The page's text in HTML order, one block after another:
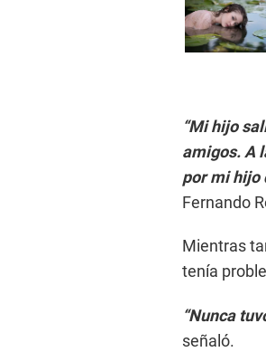
“Mi hijo
amigos. A
por mi hijo
Fernando
Mientras
tenía
“Nunca
señaló.